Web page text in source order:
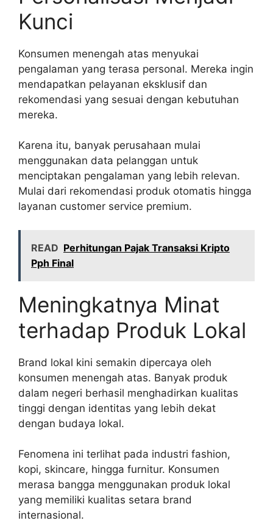
Kunci
Konsumen menengah atas menyukai
pengalaman yang terasa personal. Mereka ingin
mendapatkan pelayanan eksklusif dan
rekomendasi yang sesuai dengan kebutuhan
mereka.
Karena itu, banyak perusahaan mulai
menggunakan data pelanggan untuk
menciptakan pengalaman yang lebih relevan.
Mulai dari rekomendasi produk otomatis hingga
layanan customer service premium.
READ Perhitungan Pajak Transaksi Kripto
Pph Final
Meningkatnya Minat
terhadap Produk Lokal
Brand lokal kini semakin dipercaya oleh
konsumen menengah atas. Banyak produk
dalam negeri berhasil menghadirkan kualitas
tinggi dengan identitas yang lebih dekat
dengan budaya lokal.
Fenomena ini terlihat pada industri fashion,
kopi, skincare, hingga furnitur. Konsumen
merasa bangga menggunakan produk lokal
yang memiliki kualitas setara brand
internasional.